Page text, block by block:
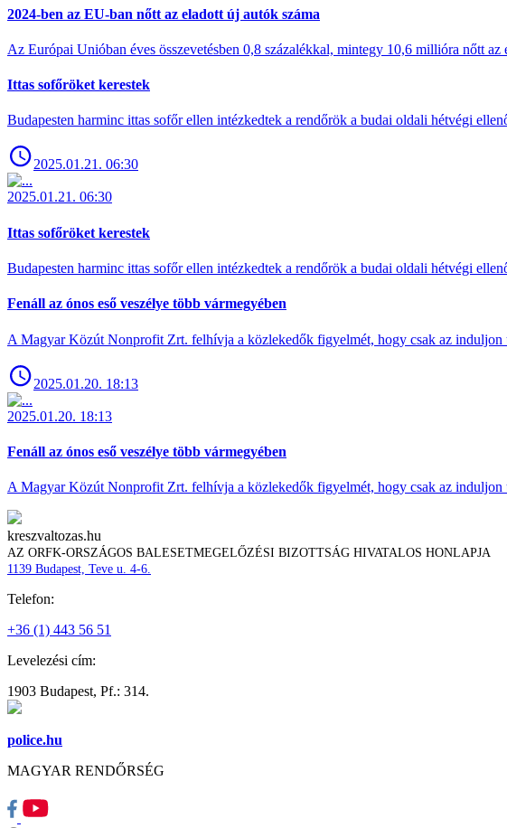
2024-ben az EU-ban nőtt az eladott új autók száma
Az Európai Unióban éves összevetésben 0,8 százalékkal, mintegy 10,6 millióra nőtt az
Ittas sofőröket kerestek
Budapesten harminc ittas sofőr ellen intézkedtek a rendőrök a budai oldali hétvégi
2025.01.21. 06:30
2025.01.21. 06:30
Ittas sofőröket kerestek
Budapesten harminc ittas sofőr ellen intézkedtek a rendőrök a budai oldali hétvégi
Fenáll az ónos eső veszélye több vármegyében
A Magyar Közút Nonprofit Zrt. felhívja a közlekedők figyelmét, hogy csak az induljon
2025.01.20. 18:13
2025.01.20. 18:13
Fenáll az ónos eső veszélye több vármegyében
A Magyar Közút Nonprofit Zrt. felhívja a közlekedők figyelmét, hogy csak az induljon
kreszvaltozas.hu
AZ ORFK-ORSZÁGOS BALESETMEGELŐZÉSI BIZOTTSÁG HIVATALOS HONLAPJA
1139 Budapest, Teve u. 4-6.
Telefon:
+36 (1) 443 56 51
Levelezési cím:
1903 Budapest, Pf.: 314.
police.hu
MAGYAR RENDŐRSÉG